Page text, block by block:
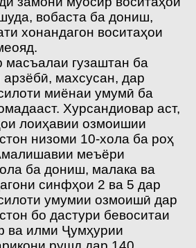
вобаста ба дониш,
хонандагон воситаҳои
масъалаи гузаштан ба
арзёбӣ, махсусан, дар
миёнаи умумӣ ба
Хурсандиовар аст,
лоиҳавии озмоишии
низоми 10-хола ба роҳ
меъёри
ба дониш, малака ва
синфҳои 2 ва 5 дар
умумии озмоишӣ дар
бо дастури бевоситаи
ва илми Ҷумҳурии